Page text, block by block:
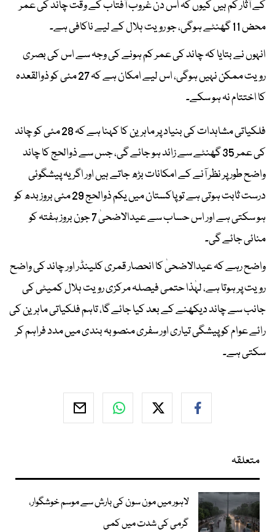
کے آثار کم ہیں کیوں کہ اُس دن غروب آفتاب کے وقت چاند کی عمر
محض 11 گھنٹے ہوگی، جو رویت ہلال کے لیے ناکافی ہے۔
انہوں نے بتایا کہ چاند کی عمر کم ہونے کی وجہ سے اس کی بصری
رویت ممکن نہیں ہوگی، اس لیے امکان ہے کہ 27 مئی کو ذوالقعدہ
کا اختتام نہ ہو سکے۔
فلکیاتی مشاہدات کی بنیاد پر ماہرین کا کہنا ہے کہ 28 مئی کو چاند
کی عمر 35 گھنٹے سے زائد ہو جائے گی، جس سے ذوالحج کا چاند
واضح طور پر نظر آنے کے امکانات بڑھ جاتے ہیں اور اگر یہ پیشگوئی
درست ثابت ہوتی ہے تو پاکستان میں یکم ذوالحج 29 مئی بروز بدھ کو
ہو سکتی ہے اور اس حساب سے عیدالاضحیٰ 7 جون بروز ہفتہ کو
منائی جائے گی۔
واضح رہے کہ عیدالاضحیٰ کا انحصار قمری کلینڈر اور چاند کی واضح
رویت پر ہوتا ہے، لہٰذا حتمی فیصلہ مرکزی رویت ہلال کمیٹی کی
جانب سے چاند دیکھنے کے بعد کیا جائے گا، تاہم فلکیاتی ماہرین کی
رائے عوام کو پیشگی تیاری اور سفری منصوبہ بندی میں مدد فراہم کر
سکتی ہے۔
متعلقہ
لاہور میں مون سون کی بارش سے موسم خوشگوار،
گرمی کی شدت میں کمی